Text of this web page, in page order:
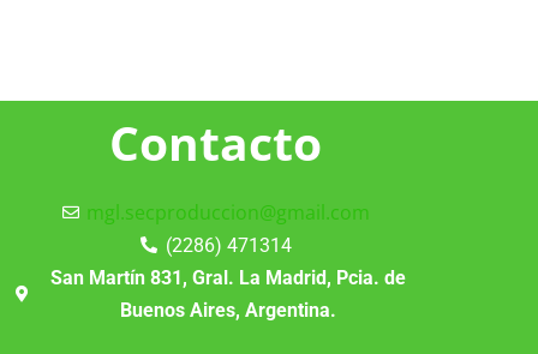
Contacto
mgl.secproduccion@gmail.com
(2286) 471314
San Martín 831, Gral. La Madrid, Pcia. de
Buenos Aires, Argentina.